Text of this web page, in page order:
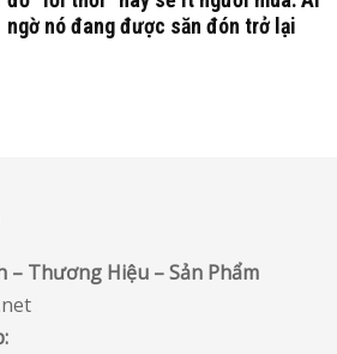
ngờ nó đang được săn đón trở lại
– Thương Hiệu – Sản Phẩm